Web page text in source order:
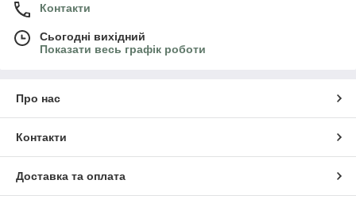
Контакти
Сьогодні вихідний
Показати весь графік роботи
Про нас
Контакти
Доставка та оплата